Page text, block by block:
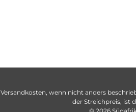
Versandkosten, wenn nicht anders
der Streichpreis, ist